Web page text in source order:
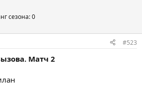
сезона: 0
#523
Матч 2